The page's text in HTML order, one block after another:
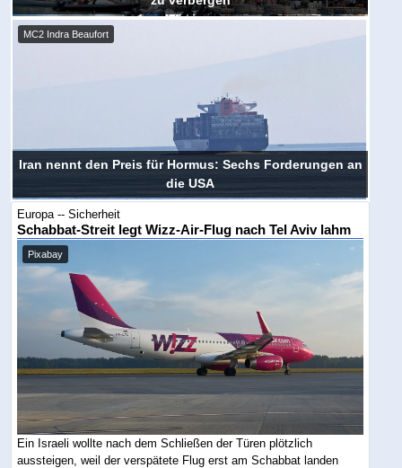
MC2 Indra Beaufort
Iran nennt den Preis für Hormus: Sechs Forderungen an
die USA
Europa -- Sicherheit
Schabbat-Streit legt Wizz-Air-Flug nach Tel Aviv lahm
Pixabay
Ein Israeli wollte nach dem Schließen der Türen plötzlich
aussteigen, weil der verspätete Flug erst am Schabbat landen